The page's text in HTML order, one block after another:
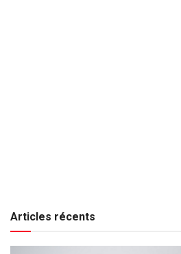
Articles récents